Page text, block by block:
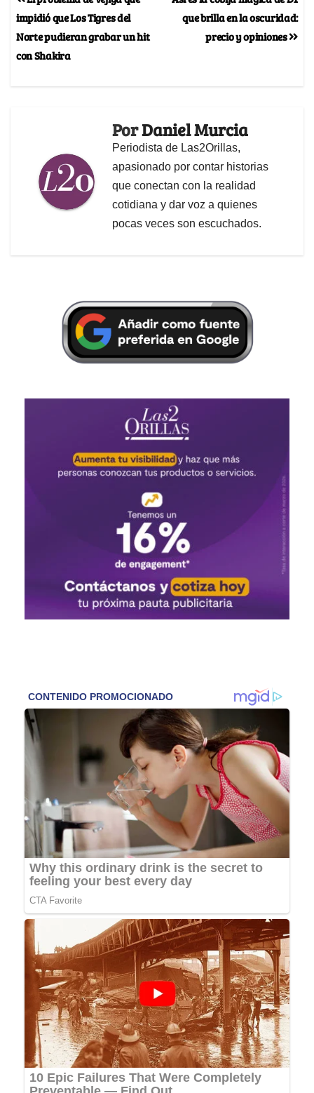
que brilla en la oscuridad:
precio y opiniones
impidió que Los Tigres del
Norte pudieran grabar un hit
con Shakira
PorDaniel Murcia
Periodista de Las2Orillas,
apasionado por contar historias
que conectan con la realidad
cotidiana y dar voz a quienes
pocas veces son escuchados.